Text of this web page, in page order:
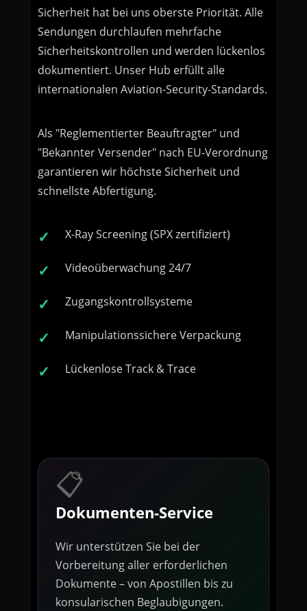
Sicherheit hat bei uns oberste Priorität. Alle
Sendungen durchlaufen mehrfache
Sicherheitskontrollen und werden lückenlos
dokumentiert. Unser Hub erfüllt alle
internationalen Aviation-Security-Standards.
Als "Reglementierter Beauftragter" und
"Bekannter Versender" nach EU-Verordnung
garantieren wir höchste Sicherheit und
schnellste Abfertigung.
X-Ray Screening (SPX zertifiziert)
Videoüberwachung 24/7
Zugangskontrollsysteme
Manipulationssichere Verpackung
Lückenlose Track & Trace
📋
Dokumenten-Service
Wir unterstützen Sie bei der
Vorbereitung aller erforderlichen
Dokumente – von Apostillen bis zu
konsularischen Beglaubigungen.